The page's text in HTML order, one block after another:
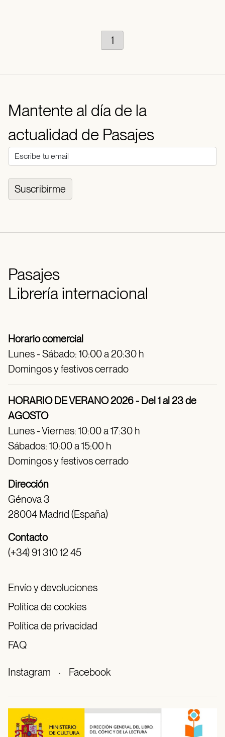
1
Mantente al día de la
actualidad de Pasajes
Suscribirme
Pasajes
Librería internacional
Horario comercial
Lunes - Sábado: 10:00 a 20:30 h
Domingos y festivos cerrado
HORARIO DE VERANO 2026 - Del 1 al 23 de
AGOSTO
Lunes - Viernes: 10:00 a 17:30 h
Sábados: 10:00 a 15:00 h
Domingos y festivos cerrado
Dirección
Génova 3
28004 Madrid (España)
Contacto
(+34) 91 310 12 45
Envío y devoluciones
Política de cookies
Política de privacidad
FAQ
Instagram · Facebook